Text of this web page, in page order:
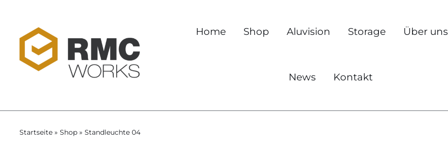
content
Home Shop Aluvision Storage Über uns
News Kontakt
Startseite» Shop» Standleuchte 04